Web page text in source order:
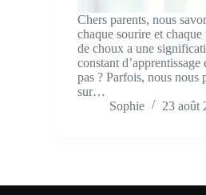
Chers parents, nous
chaque sourire et
de choux a une
constant d’apprentissage
pas ? Parfois, nous nous
sur…
Sophie
23 août